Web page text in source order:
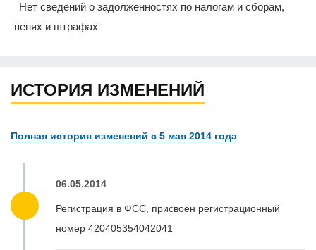
Нет сведений о задолженностях по налогам и сборам,
пенях и штрафах
ИСТОРИЯ ИЗМЕНЕНИЙ
Полная история изменений с 5 мая 2014 года
06.05.2014
Регистрация в ФСС, присвоен регистрационный
номер 420405354042041